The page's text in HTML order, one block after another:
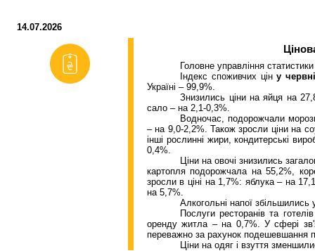
14.07.2026
Головне управління
Індекс споживчих ціну
Україні –99,9%.
Знизились ціни на яйця на
сало – на 2,1-0,3%.
Водночас, подорожчали
– на 9,0-2,2%. Також зросли ціни на
інші рослинні жири, кондитерські
0,4%.
Ціни на овочі знизились
картопля подорожчала на 55,2%,
зросли в ціні на 1,7%: яблука – на
на 5,7%.
Алкогольні напої
Послуги ресторанів та
оренду житла – на 0,7%. У сфері
переважно за рахунок подешевшання
Ціни на одяг і взуття